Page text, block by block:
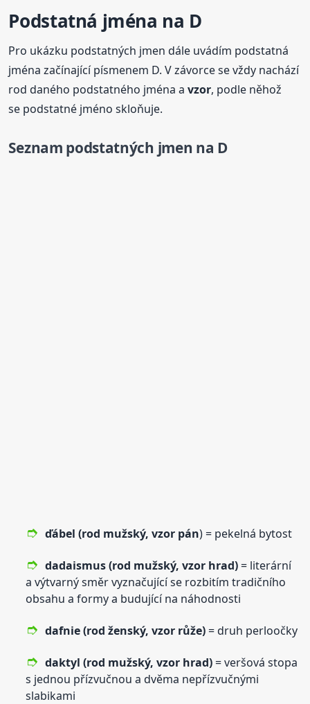
Podstatná jména na D
Pro ukázku podstatných jmen dále uvádím podstatná
jména začínající písmenem D. V závorce se vždy nachází
rod daného podstatného jména avzor, podle něhož
se podstatné jméno skloňuje.
Seznam podstatných jmen na D
ďábel (rod mužský,vzor pán) = pekelná bytost
dadaismus (rod mužský,vzor hrad)= literární
a výtvarný směr vyznačující se rozbitím tradičního
obsahu a formy a budující na náhodnosti
dafnie (rod ženský,vzor růže)= druh perloočky
daktyl (rod mužský,vzor hrad)= veršová stopa
s jednou přízvučnou a dvěma nepřízvučnými
slabikami